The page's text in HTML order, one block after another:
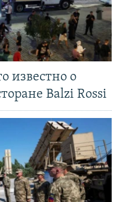
известно о
Balzi Rossi